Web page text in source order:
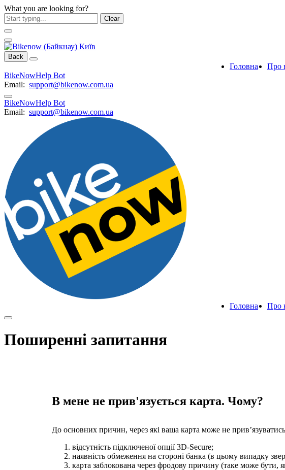
What you are looking for?
Clear
Back
Головна Про
BikeNowHelp Bot
Email: support@bikenow.com.ua
BikeNowHelp Bot
Email: support@bikenow.com.ua
Головна Про
Поширенні запитання
В мене не прив'язується карта. Чому?
До основних причин, через які ваша карта може не
відсутність підключеної опції 3D-Secure;
наявність обмеження на стороні банка (в цьому випадку
карта заблокована через фродову причину (таке може бути,